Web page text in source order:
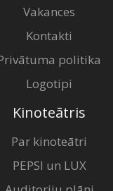
Vakances
Kontakti
politika
Logotipi
Kinoteātris
Par kinoteātri
PEPSI un LUX